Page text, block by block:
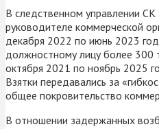
В следственном управлении
руководителе коммерческой
декабря 2022 по июнь 2023
должностному лицу более 300
октября 2021 по ноябрь 2025
Взятки передавались за
общее покровительство
В отношении задержанных